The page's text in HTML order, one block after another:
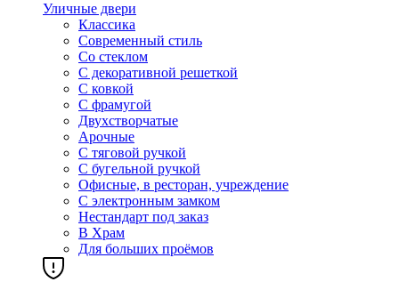
Уличные двери
Классика
Современный стиль
Со стеклом
С декоративной решеткой
С ковкой
С фрамугой
Двухстворчатые
Арочные
С тяговой ручкой
С бугельной ручкой
Офисные, в ресторан, учреждение
С электронным замком
Нестандарт под заказ
В Храм
Для больших проёмов